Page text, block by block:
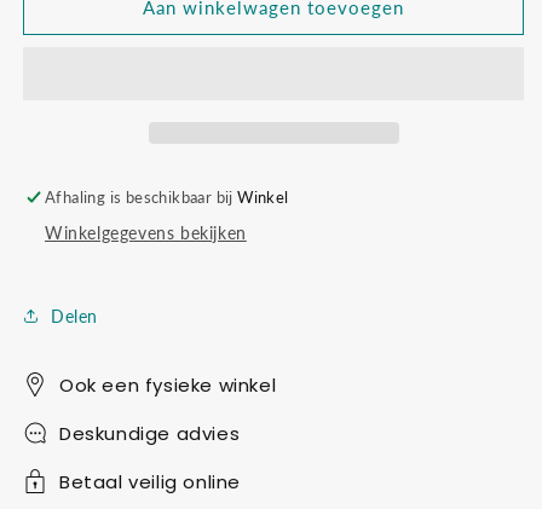
Ostheimer
80249
Ostheimer
80249
Aan winkelwagen toevoegen
Afhaling is beschikbaar bijWinkel
Winkelgegevens bekijken
Delen
Ook een fysieke winkel
Deskundige advies
Betaal veilig online